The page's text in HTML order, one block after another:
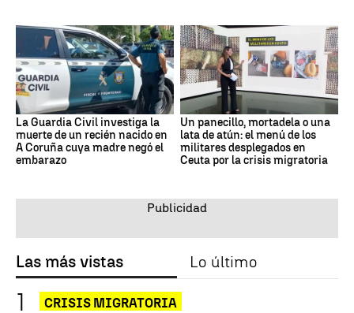
La Guardia Civil investiga la
muerte de un recién nacido en
A Coruña cuya madre negó el
embarazo
Un panecillo, mortadela o una
lata de atún: el menú de los
militares desplegados en
Ceuta por la crisis migratoria
Las más vistas Lo último
CRISIS MIGRATORIA